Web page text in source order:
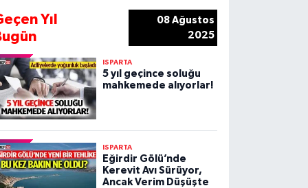
Yıl
08 Ağustos
2025
ISPARTA
5 yıl geçince soluğu
mahkemede alıyorlar!
ISPARTA
Eğirdir Gölü’nde
Kerevit Avı Sürüyor,
Ancak Verim Düşüşte